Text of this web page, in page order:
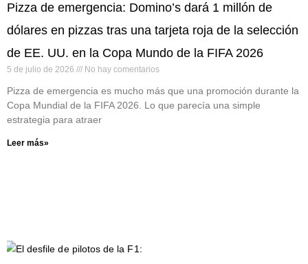
Pizza de emergencia: Domino’s dará 1 millón de
dólares en pizzas tras una tarjeta roja de la selección
de EE. UU. en la Copa Mundo de la FIFA 2026
5 de julio de 2026 No hay comentarios
Pizza de emergencia es mucho más que una promoción durante la
Copa Mundial de la FIFA 2026. Lo que parecía una simple
estrategia para atraer
Leer más»